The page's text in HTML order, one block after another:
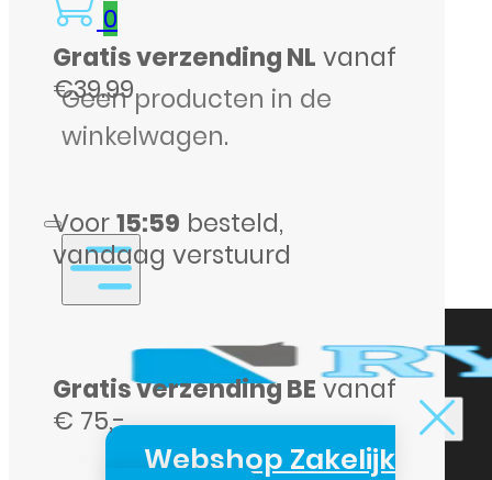
0
Geen producten in de
winkelwagen.
Webshop Zakelijk
naar
USB-
Datakabel
Meter
Gratis verzending NL vanaf
€39.99
Voor15:59 besteld,
vandaag verstuurd
Gratis verzending BEvanaf
€ 75,-